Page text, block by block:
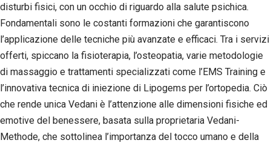
disturbi fisici, con un occhio di riguardo alla salute psichica.
Fondamentali sono le costanti formazioni che garantiscono
l’applicazione delle tecniche più avanzate e efficaci. Tra i servizi
offerti, spiccano la fisioterapia, l’osteopatia, varie metodologie
di massaggio e trattamenti specializzati come l’EMS Training e
l’innovativa tecnica di iniezione di Lipogems per l’ortopedia. Ciò
che rende unica Vedani è l’attenzione alle dimensioni fisiche ed
emotive del benessere, basata sulla proprietaria Vedani-
Methode, che sottolinea l’importanza del tocco umano e della